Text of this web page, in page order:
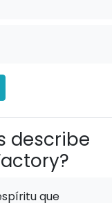
describe
que